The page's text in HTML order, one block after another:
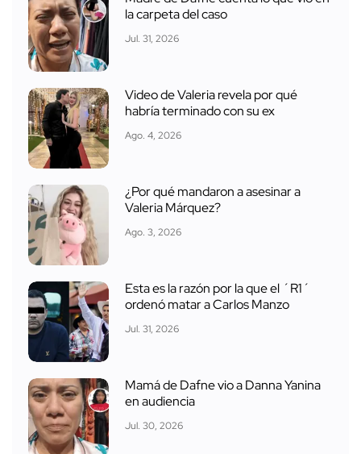
la carpeta del caso
Jul. 31, 2026
Video de Valeria revela por qué
habría terminado con su ex
Ago. 4, 2026
¿Por qué mandaron a asesinar a
Valeria Márquez?
Ago. 3, 2026
Esta es la razón por la que el ´R1´
ordenó matar a Carlos Manzo
Jul. 31, 2026
Mamá de Dafne vio a Danna Yanina
en audiencia
Jul. 30, 2026